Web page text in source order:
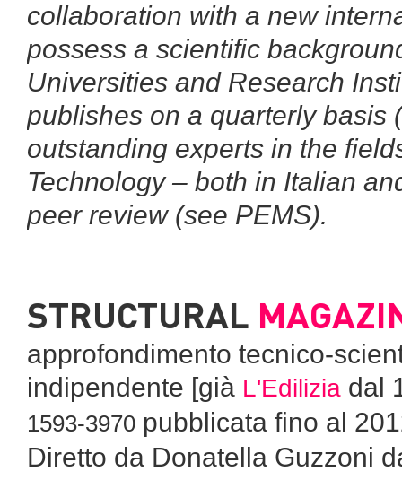
collaboration with a new
possess a scientific
Universities and Research
publishes on a quarterly basis
outstanding experts in the
Technology – both in Italian
peer review (see PEMS).
STRUCTURAL
approfondimento tecnico-
indipendente [già L'Edilizia dal
1593-3970 pubblicata fino al
Diretto da Donatella Guzzoni